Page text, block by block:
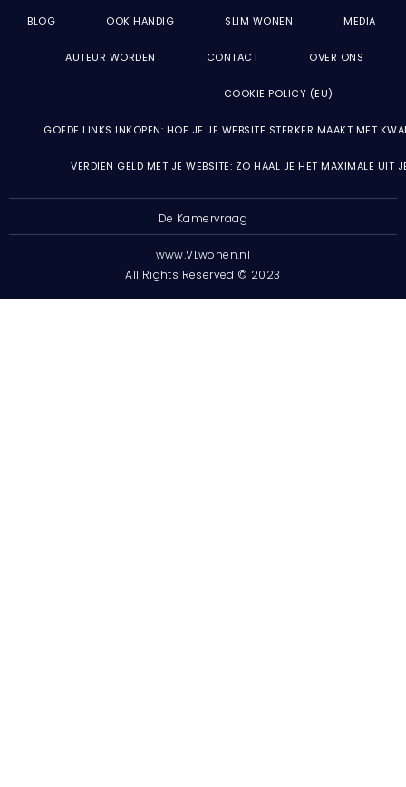
BLOG OOK HANDIG SLIM WONEN MEDIA
AUTEUR WORDEN CONTACT OVER ONS
COOKIE POLICY (EU)
GOEDE LINKS INKOPEN: HOE JE JE WEBSITE STERKER MAAKT MET
VERDIEN GELD MET JE WEBSITE: ZO HAAL JE HET MAXIMALE UIT
De Kamervraag
www.VLwonen.nl
All Rights Reserved © 2023